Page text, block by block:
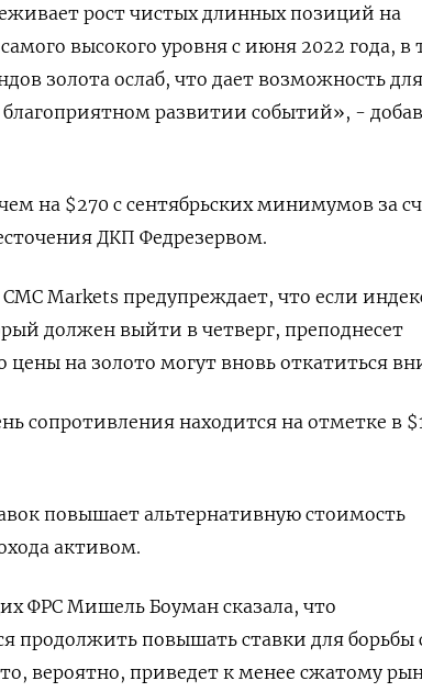
рост чистых длинных позиций на
высокого уровня с июня 2022 года, в
золота ослаб, что дает возможность для
благоприятном развитии событий», -
на $270 с сентябрьских минимумов за
ДКП Федрезервом.
Markets предупреждает, что если
должен выйти в четверг, преподнесет
на золото могут вновь откатиться
сопротивления находится на отметке в
повышает альтернативную стоимость
активом.
ФРС Мишель Боуман сказала, что
продолжить повышать ставки для борьбы
вероятно, приведет к менее сжатому